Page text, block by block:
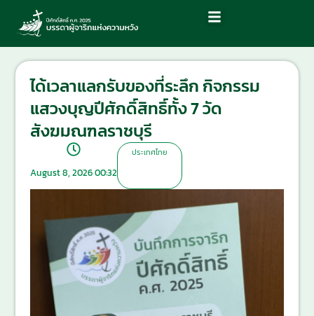
ได้เวลาแลกรับของที่ระลึก กิจกรรม
แสวงบุญปีศักดิ์สิทธิ์ทั้ง 7 วัด
สังฆมณฑลราชบุรี
August 8, 2026 00:32
ประเทศไทย